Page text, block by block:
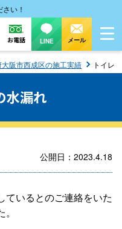
！
お電話 LINE メール
阪市西成区の施工実績 トイレ
水漏れ
公開日：2023.4.18
ているとのご連絡をいた